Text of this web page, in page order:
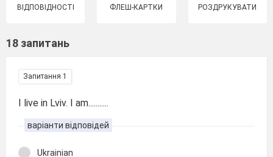
ВІДПОВІДНОСТІ ФЛЕШ-КАРТКИ РОЗДРУКУВАТИ
18 запитань
Запитання 1
I live in Lviv. I am...........
варіанти відповідей
Ukrainian